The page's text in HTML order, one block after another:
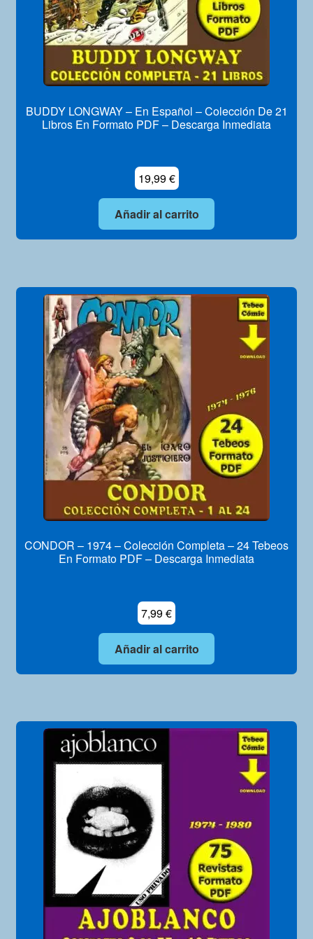
BUDDY LONGWAY – En Español – Colección De 21
Libros En Formato PDF – Descarga Inmediata
19,99€
Añadir al carrito
CONDOR – 1974 – Colección Completa – 24 Tebeos
En Formato PDF – Descarga Inmediata
7,99€
Añadir al carrito